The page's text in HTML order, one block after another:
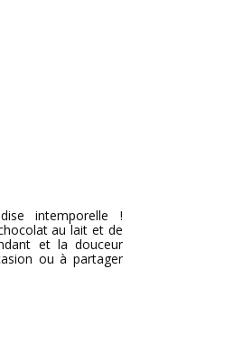
intemporelle !
au lait et de
et la douceur
ou à partager